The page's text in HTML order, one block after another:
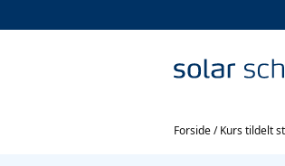
Forside/Kurs tildelt